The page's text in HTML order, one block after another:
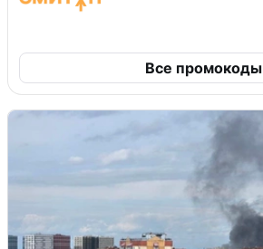
Все промокоды